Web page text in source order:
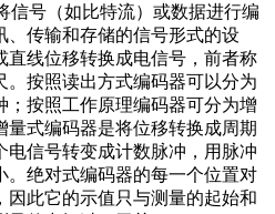
信号（如比特流）或数据进行编
、传输和存储的信号形式的设
直线位移转换成电信号，前者称
。按照读出方式编码器可以分为
；按照工作原理编码器可分为增
量式编码器是将位移转换成周期
电信号转变成计数脉冲，用脉冲
。绝对式编码器的每一个位置对
因此它的示值只与测量的起始和